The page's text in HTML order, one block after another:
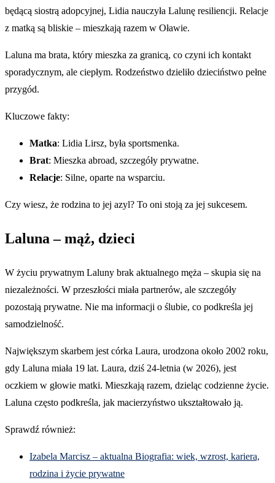
będącą siostrą adopcyjnej, Lidia nauczyła Lalunę resiliencji. Relacje
z matką są bliskie – mieszkają razem w Oławie.
Laluna ma brata, który mieszka za granicą, co czyni ich kontakt
sporadycznym, ale ciepłym. Rodzeństwo dzieliło dzieciństwo pełne
przygód.
Kluczowe fakty:
Matka: Lidia Lirsz, była sportsmenka.
Brat: Mieszka abroad, szczegóły prywatne.
Relacje: Silne, oparte na wsparciu.
Czy wiesz, że rodzina to jej azyl? To oni stoją za jej sukcesem.
Laluna – mąż, dzieci
W życiu prywatnym Laluny brak aktualnego męża – skupia się na
niezależności. W przeszłości miała partnerów, ale szczegóły
pozostają prywatne. Nie ma informacji o ślubie, co podkreśla jej
samodzielność.
Największym skarbem jest córka Laura, urodzona około 2002 roku,
gdy Laluna miała 19 lat. Laura, dziś 24-letnia (w 2026), jest
oczkiem w głowie matki. Mieszkają razem, dzieląc codzienne życie.
Laluna często podkreśla, jak macierzyństwo ukształtowało ją.
Sprawdź również:
Izabela Marcisz – aktualna Biografia: wiek, wzrost, kariera,
rodzina i życie prywatne